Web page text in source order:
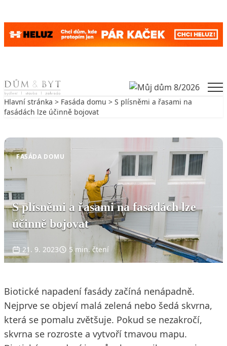
Skip to content
Hlavní stránka > Fasáda domu > S plísněmi a řasami na
fasádách lze účinně bojovat
FASÁDA DOMU
S plísněmi a řasami na fasádách lze
účinně bojovat
21. 9. 2023 5 min. čtení
Biotické napadení fasády začíná nenápadně.
Nejprve se objeví malá zelená nebo šedá skvrna,
která se pomalu zvětšuje. Pokud se nezakročí,
skvrna se rozroste a vytvoří tmavou mapu.